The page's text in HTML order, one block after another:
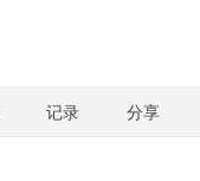
记录 分享